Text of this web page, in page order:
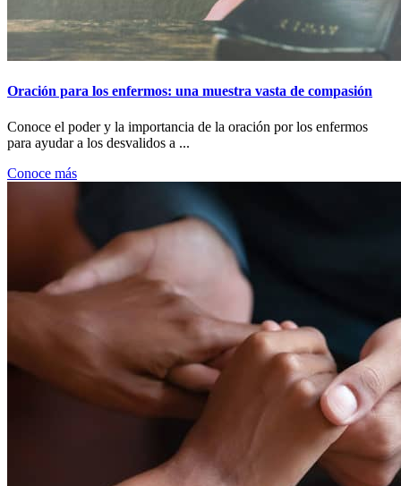
Oración para los enfermos: una muestra vasta de compasión
Conoce el poder y la importancia de la oración por los enfermos
para ayudar a los desvalidos a ...
Conoce más